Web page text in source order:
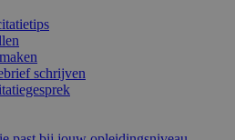
schrijven